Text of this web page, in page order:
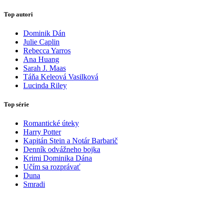
Top autori
Dominik Dán
Julie Caplin
Rebecca Yarros
Ana Huang
Sarah J. Maas
Táňa Keleová Vasilková
Lucinda Riley
Top série
Romantické úteky
Harry Potter
Kapitán Stein a Notár Barbarič
Denník odvážneho bojka
Krimi Dominika Dána
Učím sa rozprávať
Duna
Smradi